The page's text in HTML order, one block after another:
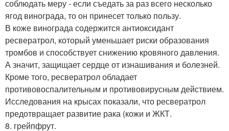
соблюдать меру - если съедать за раз всего несколько
ягод винограда, то он принесет только пользу.
В коже винограда содержится антиоксидант
ресвератрол, который уменьшает риски образования
тромбов и способствует снижению кровяного давления.
А значит, защищает сердце от изнашивания и болезней.
Кроме того, ресвератрол обладает
противовоспалительным и противовирусным действием.
Исследования на крысах показали, что ресвератрол
предотвращает развитие рака (кожи и ЖКТ.
8. грейпфрут.